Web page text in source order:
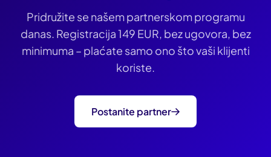
Pridružite se našem partnerskom programu
danas. Registracija149 EUR, bez ugovora, bez
minimuma – plaćate samo ono što vaši klijenti
koriste.
Postanite partner